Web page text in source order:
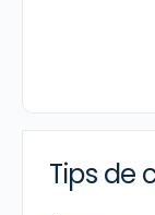
Tips de